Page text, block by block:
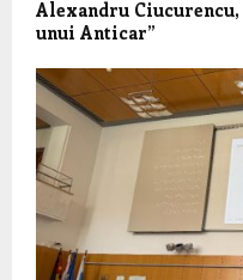
Alexandru
unui Anticar”